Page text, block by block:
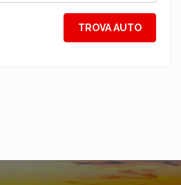
TROVA AUTO